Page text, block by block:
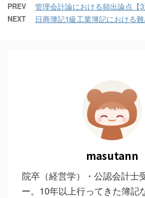
PREV 管理会計論における頻出論点【3
NEXT 日商簿記1級工業簿記における難
masutann
院卒（経営学）・公認会計士
ー。10年以上行ってきた簿記